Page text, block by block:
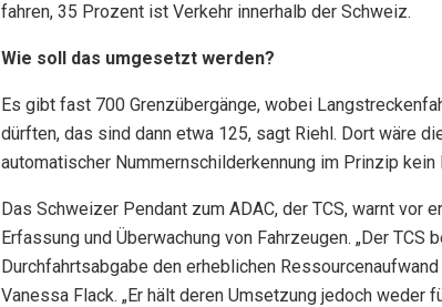
fahren, 35 Prozent ist Verkehr innerhalb der Schweiz.
Wie soll das umgesetzt werden?
Es gibt fast 700 Grenzübergänge, wobei
dürften, das sind dann etwa 125, sagt Riehl. Dort wäre
automatischer Nummernschilderkennung im Prinzip kein
Das Schweizer Pendant zum ADAC, der TCS, warnt vor
Erfassung und Überwachung von Fahrzeugen. „Der
Durchfahrtsabgabe den erheblichen
Vanessa Flack. „Er hält deren Umsetzung jedoch weder